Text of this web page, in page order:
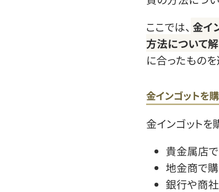
ここでは、 金イ
方法について
に合ったものを
金インゴットを
金インゴットを
貴金属店
地金商で
銀行や商